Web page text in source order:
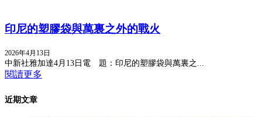
印尼的塑膠袋與萬裏之外的戰火
2026年4月13日
中新社雅加達4月13日電 題：印尼的塑膠袋與萬裏之...
閱讀更多
近期文章